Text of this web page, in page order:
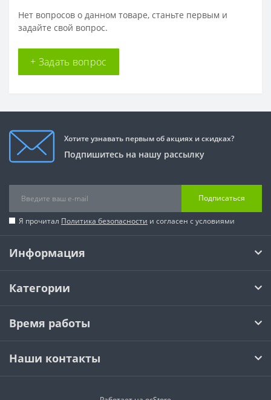
Нет вопросов о данном товаре, станьте первым и
задайте свой вопрос.
+ Задать вопрос
Хотите узнавать первым об акциях и скидках?
Подпишитесь на нашу рассылку
Подписаться
Я прочитал Политика безопасности и согласен с условиями
Информация
Категории
Время работы
Наши контакты